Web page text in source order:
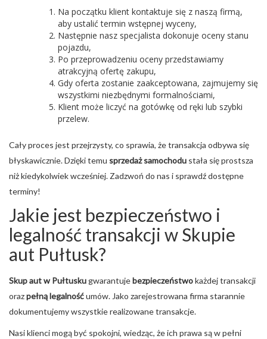
Na początku klient kontaktuje się z naszą firmą,
aby ustalić termin wstępnej wyceny,
Następnie nasz specjalista dokonuje oceny stanu
pojazdu,
Po przeprowadzeniu oceny przedstawiamy
atrakcyjną ofertę zakupu,
Gdy oferta zostanie zaakceptowana, zajmujemy się
wszystkimi niezbędnymi formalnościami,
Klient może liczyć na gotówkę od ręki lub szybki
przelew.
Cały proces jest przejrzysty, co sprawia, że transakcja odbywa się
błyskawicznie. Dzięki temu sprzedaż samochodu stała się prostsza
niż kiedykolwiek wcześniej. Zadzwoń do nas i sprawdź dostępne
terminy!
Jakie jest bezpieczeństwo i
legalność transakcji w Skupie
aut Pułtusk?
Skup aut w Pułtusku gwarantujebezpieczeństwokażdej transakcji
orazpełną legalnośćumów. Jako zarejestrowana firma starannie
dokumentujemy wszystkie realizowane transakcje.
Nasi klienci mogą być spokojni, wiedząc, że ich prawa są w pełni